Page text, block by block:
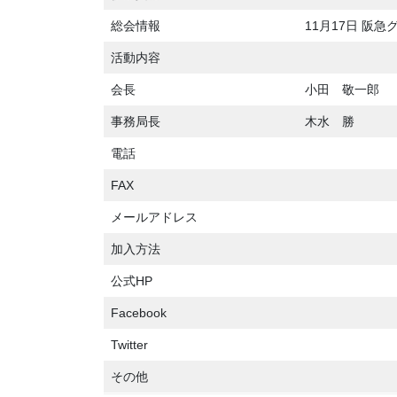
総会情報 11月17日 阪急
活動内容
会長 小田 敬一郎
事務局長 木水 勝
電話
FAX
メールアドレス
加入方法
公式HP
Facebook
Twitter
その他